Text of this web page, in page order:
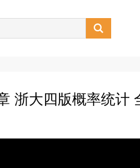

浙大四版概率统计